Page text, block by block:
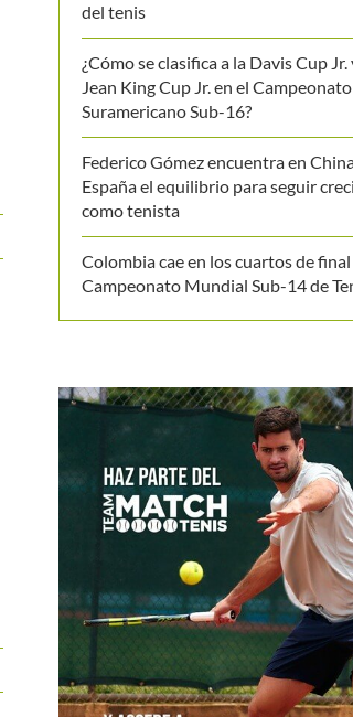
del tenis
¿Cómo se clasifica a la Davis Cup
Jean King Cup Jr. en el Campeonato
Suramericano Sub-16?
Federico Gómez encuentra en
España el equilibrio para seguir
como tenista
Colombia cae en los cuartos de
Campeonato Mundial Sub-14 de